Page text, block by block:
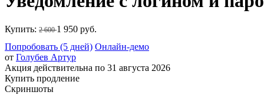
Купить: 2 6001 950 руб.
Попробовать (5 дней) Онлайн-демо
от Голубев Артур
Акция действительна по 31 августа 2026
Купить продление
Скриншоты